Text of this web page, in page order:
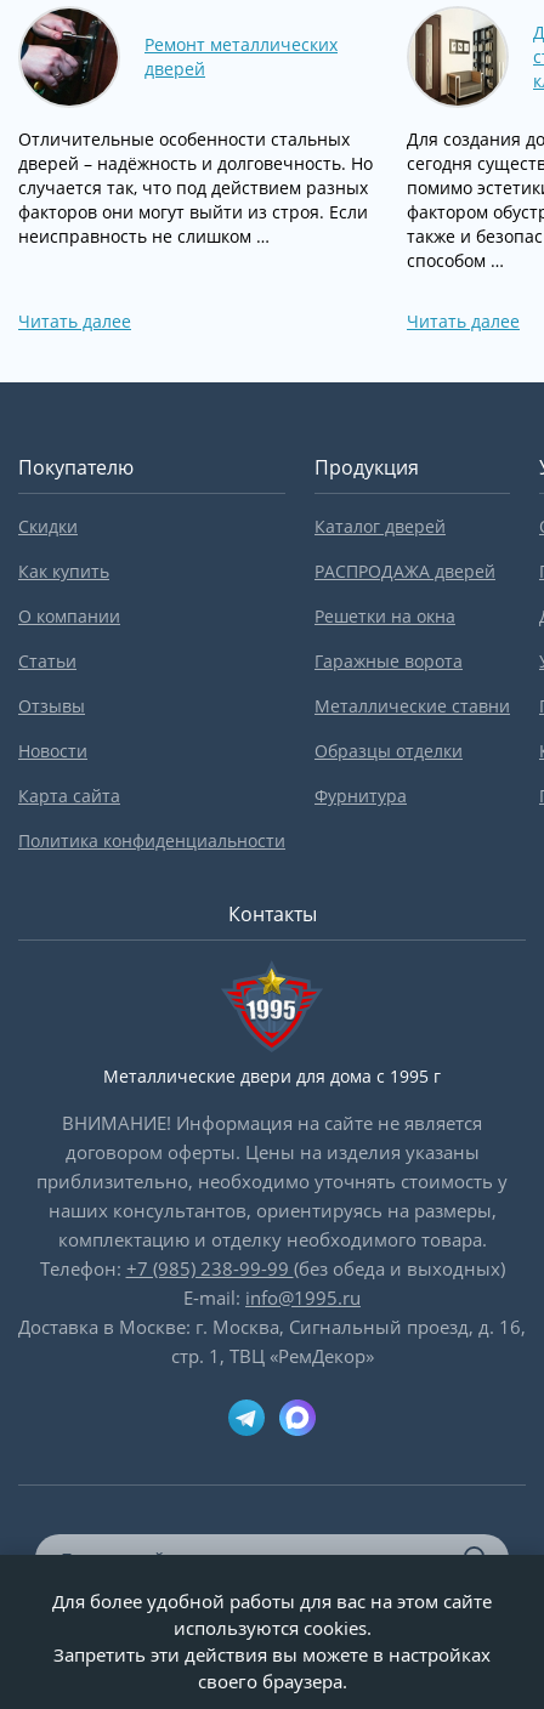
Ремонт металлических
дверей
Отличительные особенности стальных
дверей – надёжность и долговечность. Но
случается так, что под действием разных
факторов они могут выйти из строя. Если
неисправность не слишком …
Читать далее
Для создания
сегодня
помимо
фактором
также и
способом …
Читать далее
Покупателю
Скидки
Как купить
О компании
Статьи
Отзывы
Новости
Карта сайта
Политика конфиденциальности
Продукция
Каталог дверей
РАСПРОДАЖА дверей
Решетки на окна
Гаражные ворота
Металлические ставни
Образцы отделки
Фурнитура
Контакты
Металлические двери для дома с 1995 г
ВНИМАНИЕ! Информация на сайте не является
договором оферты. Цены на изделия указаны
приблизительно, необходимо уточнять стоимость у
наших консультантов, ориентируясь на размеры,
комплектацию и отделку необходимого товара.
Телефон: +7 (985) 238-99-99 (без обеда и выходных)
E-mail: info@1995.ru
Доставка в Москве: г. Москва, Сигнальный проезд, д. 16,
стр. 1, ТВЦ «РемДекор»
© ООО «Двери-и-точка», ИНН 5020092947, 1995-2026 г.
Для более удобной работы для вас на этом сайте
используются cookies.
Запретить эти действия вы можете в настройках
своего браузера.